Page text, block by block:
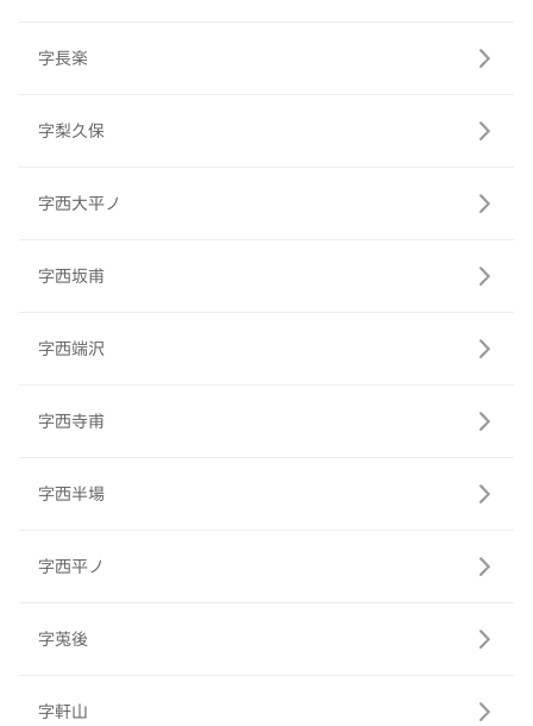
字長楽
字梨久保
字西大平ノ
字西坂甫
字西端沢
字西寺甫
字西半場
字西平ノ
字莵後
字軒山